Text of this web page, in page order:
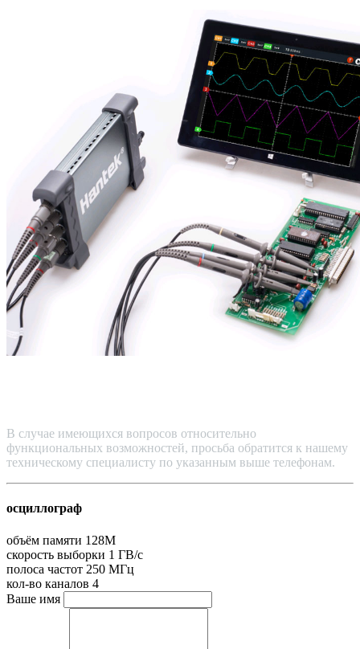
В случае имеющихся вопросов относительно
функциональных возможностей, просьба обратится к нашему
техническому специалисту по указанным выше телефонам.
осциллограф
объём памяти 128M
скорость выборки 1 ГВ/с
полоса частот 250 МГц
кол-во каналов 4
Ваше имя